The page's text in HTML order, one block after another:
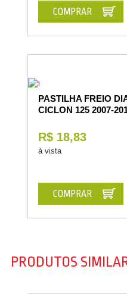
COMPRAR
PASTILHA FREIO
CICLON 125 2007-
R$ 18,83
à vista
COMPRAR
PRODUTOS